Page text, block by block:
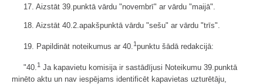
17. Aizstāt 39.punktā vārdu "novembrī" ar vārdu "maijā".
18. Aizstāt 40.2.apakšpunktā vārdu "sešu" ar vārdu "trīs".
19. Papildināt noteikumus ar 40.1punktu šādā redakcijā:
"40.1 Ja kapavietu komisija ir sastādījusi Noteikumu 39.punktā
minēto aktu un nav iespējams identificēt kapavietas uzturētāju,